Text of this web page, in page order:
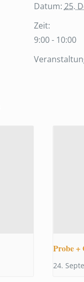
Datum: 25.
Zeit:
9:00 - 10:00
Probe +
24.